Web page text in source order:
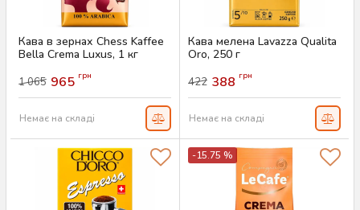
Кава в зернах Chess Kaffee
Bella Crema Luxus, 1 кг
1 065 965 грн
Немає на складі
Кава мелена Lavazza Qualita
Oro, 250 г
422 388 грн
Немає на складі
-15.75 %